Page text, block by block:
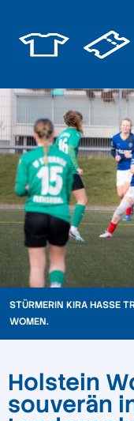
STÜRMERIN KIRA HASSE
WOMEN.
Holstein
souverän